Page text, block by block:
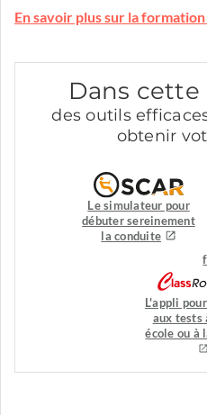
En savoir plus sur la
Dans
des outils
obtenir
Le simulateur pour
débuter sereinement
la conduite
L'appli
aux tests
école ou à